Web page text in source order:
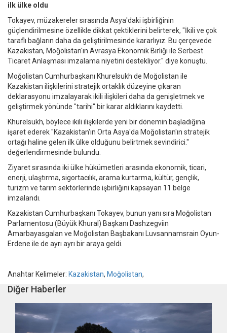
ilk ülke oldu
Tokayev, müzakereler sırasında Asya'daki işbirliğinin
güçlendirilmesine özellikle dikkat çektiklerini belirterek, "İkili ve çok
taraflı bağların daha da geliştirilmesinde kararlıyız. Bu çerçevede
Kazakistan, Moğolistan'ın Avrasya Ekonomik Birliği ile Serbest
Ticaret Anlaşması imzalama niyetini destekliyor." diye konuştu.
Moğolistan Cumhurbaşkanı Khurelsukh de Moğolistan ile
Kazakistan ilişkilerini stratejik ortaklık düzeyine çıkaran
deklarasyonu imzalayarak ikili ilişkileri daha da genişletmek ve
geliştirmek yönünde "tarihi" bir karar aldıklarını kaydetti.
Khurelsukh, böylece ikili ilişkilerde yeni bir dönemin başladığına
işaret ederek "Kazakistan'ın Orta Asya'da Moğolistan'ın stratejik
ortağı haline gelen ilk ülke olduğunu belirtmek sevindirici."
değerlendirmesinde bulundu.
Ziyaret sırasında iki ülke hükümetleri arasında ekonomik, ticari,
enerji, ulaştırma, sigortacılık, arama kurtarma, kültür, gençlik,
turizm ve tarım sektörlerinde işbirliğini kapsayan 11 belge
imzalandı.
Kazakistan Cumhurbaşkanı Tokayev, bunun yanı sıra Moğolistan
Parlamentosu (Büyük Khural) Başkanı Dashzegviin
Amarbayasgalan ve Moğolistan Başbakanı Luvsannamsrain Oyun-
Erdene ile de ayrı ayrı bir araya geldi.
Anahtar Kelimeler: Kazakistan, Moğolistan,
Diğer Haberler